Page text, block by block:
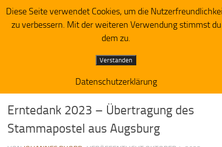
Zum Inhalt springen
Herzensacker
PREDIGTIMPRESSIONEN
Erntedank 2023 – Übertragung des
Stammapostel aus Augsburg
Diese Seite verwendet Cookies, um die
zu verbessern. Mit der weiteren Verwendung stimmst du
dem zu.
Verstanden
Datenschutzerklärung